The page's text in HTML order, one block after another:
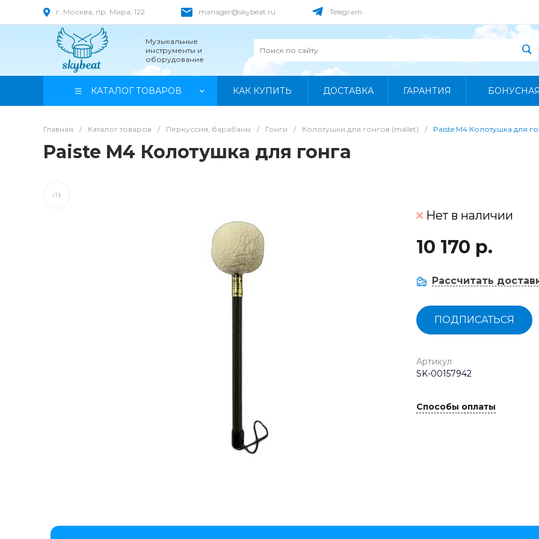
г. Москва, пр. Мира, 122 manager@skybeat.ru Telegram
Музыкальные
инструменты и
оборудование
КАТАЛОГ ТОВАРОВ КАК КУПИТЬ ДОСТАВКА ГАРАНТИЯ
Главная / Каталог товаров / Перкуссия, барабаны / Гонги / Колотушки для гонгов (mallet) / Paiste M4 Колотушка для
Paiste M4 Колотушка для гонга
Нет в наличии
10 170 р.
Рассчитать
ПОДПИСАТЬСЯ
Артикул
SK-00157942
Способы оплаты